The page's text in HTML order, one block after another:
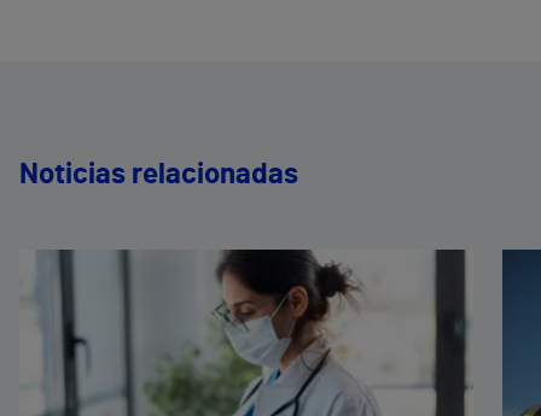
Noticias relacionadas